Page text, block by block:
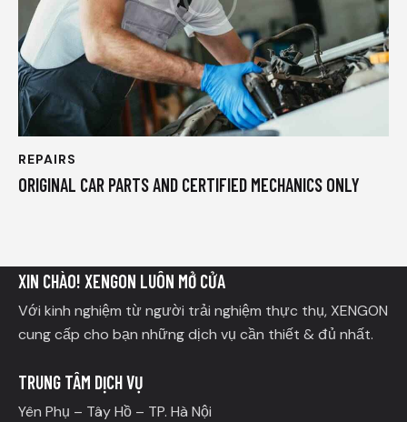
REPAIRS
ORIGINAL CAR PARTS AND CERTIFIED MECHANICS ONLY
XIN CHÀO! XENGON LUÔN MỞ CỬA
Với kinh nghiệm từ người trải nghiệm thực thụ, XENGON
cung cấp cho bạn những dịch vụ cần thiết & đủ nhất.
TRUNG TÂM DỊCH VỤ
Yên Phụ – Tây Hồ – TP. Hà Nội